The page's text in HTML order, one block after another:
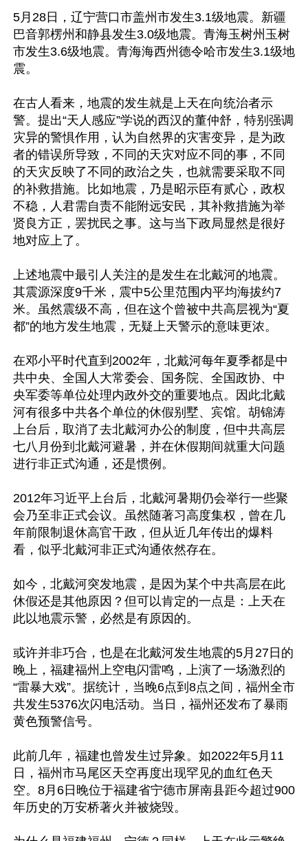
5月28日，辽宁营口市盖州市发生3.1级地震。新疆
巴音郭楞州和静县发生3.0级地震。青海玉树州玉树
市发生3.6级地震。青海海西州德令哈市发生3.1级地
震。
在古人看来，地震的发生就是上天在向统治者示
警。提出“天人感应”学说的西汉的董仲舒，特别强调
灾异的警惧作用，认为自然界的灾害变异，是为政
者的错误所导致，不同的天灾对应不同的事，不同
的天灾反映了不同的政治之失，也就需要采取不同
的补救措施。比如地震，乃是昭示臣有贰心，政权
不稳，人君需自责不能附远安民，其补救措施为举
贤良方正，罢扰民之事。这与当下政局显然是很好
地对应上了。
上述地震中最引人关注的是发生在北戴河的地震。
其震源深度9千米，震中5公里范围内平均海拔约7
米。虽然震级不高，但在这个曾被中共高层视为“夏
都”的地方发生地震，无疑上天警示的意味更浓。
在邓小平时代直到2002年，北戴河每年夏季都是中
共中央、全国人大常委会、国务院、全国政协、中
央军委等单位处理内政外交的重要地点。因此北戴
河有很多中共各个单位的休假别墅、宾馆。胡锦涛
上台后，取消了去北戴河办公的制度，但中共高层
七八月份到北戴河避暑，并在休假期间就重大问题
进行非正式沟通，还是惯例。
2012年习近平上台后，北戴河暑期仍会举行一些聚
会乃至非正式会议。虽然随著习高度集权，曾在几
年前限制退休高官干政，但从近几年传出的爆料
看，似乎北戴河非正式沟通依然存在。
如今，北戴河突发地震，是因为某个中共高层在此
休假还是其他原因？但可以肯定的一点是：上天在
此以地震示警，必然是有原因的。
或许并非巧合，也是在北戴河发生地震的5月27日的
晚上，福建福州上空电闪雷鸣，上演了一场激烈的
“雷暴大戏”。据统计，当晚6点到8点之间，福州全市
共发生5376次闪电活动。当日，福州还发布了暴雨
黄色预警信号。
此前几年，福建也曾发生过异象。如2022年5月11
日，福州市马尾区天空再度出现罕见的血红色天
空。8月6日晚位于福建省宁德市屏南县距今超过900
年历史的万安桥著火并被烧毁。